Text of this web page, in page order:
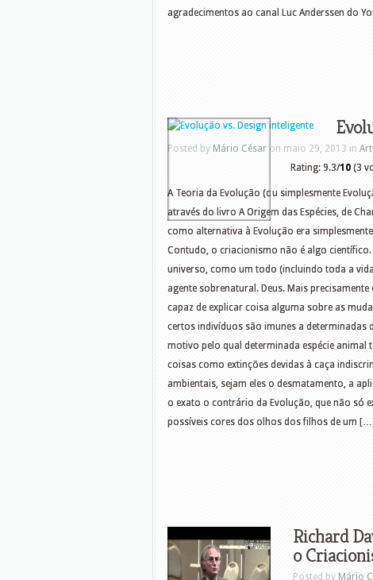
agradecimentos ao canal Luc Anderssen do
Posted by Mário César on maio 29, 2013 in
Rating: 9.3/10 (3
A Teoria da Evolução (ou simplesmente
através do livro A Origem das Espécies, de
como alternativa à Evolução era
Contudo, o criacionismo não é algo científico.
universo, como um todo (incluindo toda a
agente sobrenatural. Deus. Mais
capaz de explicar coisa alguma sobre as
certos indivíduos são imunes a
motivo pelo qual determinada espécie animal
coisas como extinções devidas à caça
ambientais, sejam eles o desmatamento, a
o exato o contrário da Evolução, que não só
possíveis cores dos olhos dos filhos de um […]
Richard
o
Posted by Mário